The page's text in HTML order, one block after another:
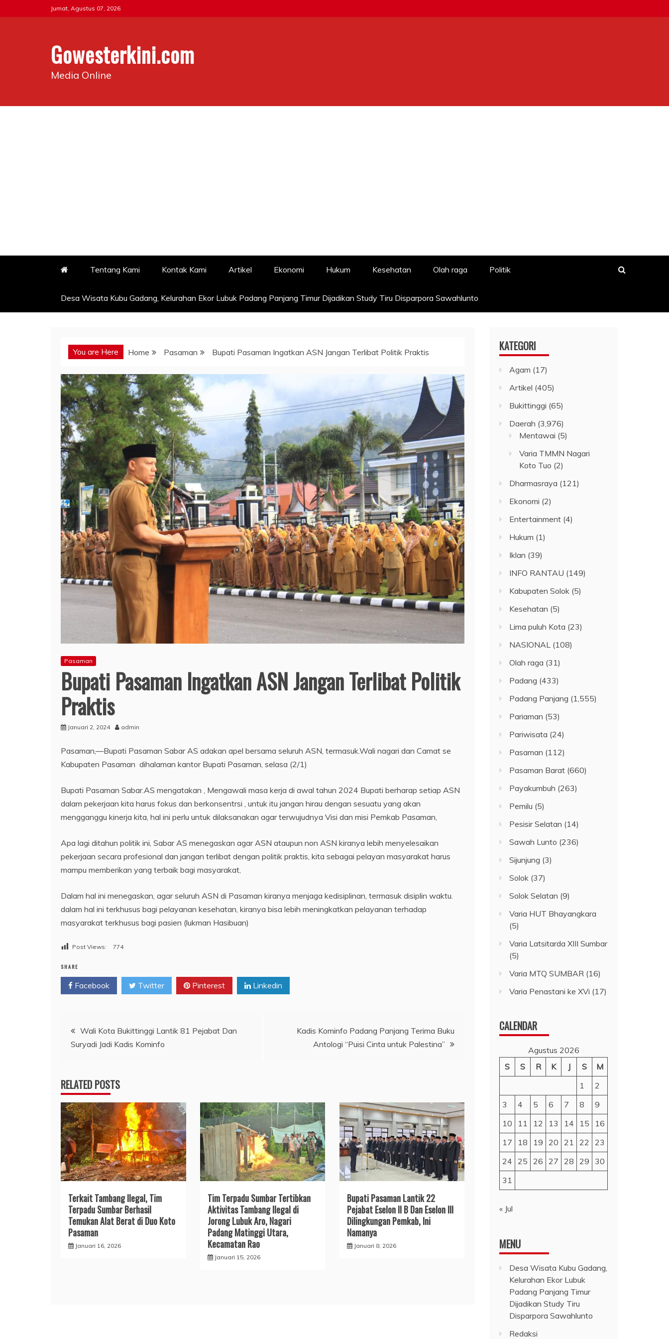
to
Jumat, Agustus 07, 2026
Gowesterkini.com
Media Online
Tentang Kami Kontak Kami Artikel Ekonomi Hukum Kesehatan Olah raga Politik
Desa Wisata Kubu Gadang, Kelurahan Ekor Lubuk Padang Panjang Timur Dijadikan Study Tiru Disparpora Sawahlunto
You are Here Home Pasaman Bupati Pasaman Ingatkan ASN Jangan Terlibat Politik Praktis
Pasaman
Bupati Pasaman Ingatkan ASN Jangan Terlibat Politik
Praktis
Januari 2, 2024 admin
Pasaman,—Bupati Pasaman Sabar AS adakan apel bersama seluruh ASN, termasuk.Wali nagari dan Camat se
Kabupaten Pasaman dihalaman kantor Bupati Pasaman, selasa (2/1)
Bupati Pasaman Sabar.AS mengatakan , Mengawali masa kerja di awal tahun 2024 Bupati berharap setiap ASN
dalam pekerjaan kita harus fokus dan berkonsentrsi , untuk itu jangan hirau dengan sesuatu yang akan
mengganggu kinerja kita, hal ini perlu untuk dilaksanakan agar terwujudnya Visi dan misi Pemkab Pasaman,
Apa lagi ditahun politik ini, Sabar AS menegaskan agar ASN ataupun non ASN kiranya lebih menyelesaikan
pekerjaan secara profesional dan jangan terlibat dengan politik praktis, kita sebagai pelayan masyarakat harus
mampu memberikan yang terbaik bagi masyarakat,
Dalam hal ini menegaskan, agar seluruh ASN di Pasaman kiranya menjaga kedisiplinan, termasuk disiplin waktu.
dalam hal ini terkhusus bagi pelayanan kesehatan, kiranya bisa lebih meningkatkan pelayanan terhadap
masyarakat terkhusus bagi pasien (lukman Hasibuan)
Post Views: 774
SHARE
Facebook Twitter Pinterest Linkedin
Navigasi
pos
Wali Kota Bukittinggi Lantik 81 Pejabat Dan
Suryadi Jadi Kadis Kominfo
Kadis Kominfo Padang Panjang Terima Buku
Antologi “Puisi Cinta untuk Palestina”
RELATED POSTS
Terkait Tambang Ilegal, Tim
Terpadu Sumbar Berhasil
Temukan Alat Berat di Duo Koto
Pasaman
Januari 16, 2026
Tim Terpadu Sumbar Tertibkan
Aktivitas Tambang Ilegal di
Jorong Lubuk Aro, Nagari
Padang Matinggi Utara,
Kecamatan Rao
Januari 15, 2026
Bupati Pasaman Lantik 22
Pejabat Eselon II B Dan Eselon III
Dilingkungan Pemkab, Ini
Namanya
Januari 8, 2026
KATEGORI
Agam (17)
Artikel (405)
Bukittinggi (65)
Daerah (3,976)
Mentawai (5)
Varia TMMN Nagari
Koto Tuo (2)
Dharmasraya (121)
Ekonomi (2)
Entertainment (4)
Hukum (1)
Iklan (39)
INFO RANTAU (149)
Kabupaten Solok (5)
Kesehatan (5)
Lima puluh Kota (23)
NASIONAL (108)
Olah raga (31)
Padang (433)
Padang Panjang (1,555)
Pariaman (53)
Pariwisata (24)
Pasaman (112)
Pasaman Barat (660)
Payakumbuh (263)
Pemilu (5)
Pesisir Selatan (14)
Sawah Lunto (236)
Sijunjung (3)
Solok (37)
Solok Selatan (9)
Varia HUT Bhayangkara
(5)
Varia Latsitarda XIII Sumbar
(5)
Varia MTQ SUMBAR (16)
Varia Penastani ke XVi (17)
CALENDAR
Agustus 2026
S
S R K J S
M
1
2
3
4 5 6 7 8
9
10
11 12 13 14 15
16
17
18 19 20 21 22
23
24
25 26 27 28 29
30
31
« Jul
MENU
Desa Wisata Kubu Gadang,
Kelurahan Ekor Lubuk
Padang Panjang Timur
Dijadikan Study Tiru
Disparpora Sawahlunto
Redaksi